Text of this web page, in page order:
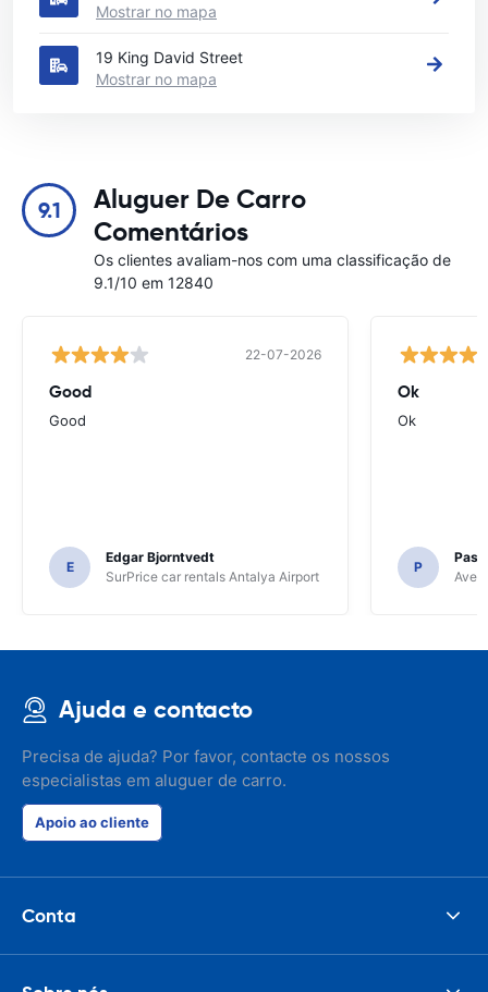
Mostrar no mapa
19 King David Street
Mostrar no mapa
9.1
Aluguer De Carro
Comentários
Os clientes avaliam-nos com uma classificação de
9.1/10 em 12840
22-07-2026
Good
Good
E
Edgar Bjorntvedt
SurPrice car rentals Antalya Airport
Ok
Ok
P
Avec
Ajuda e contacto
Precisa de ajuda? Por favor, contacte os nossos
especialistas em aluguer de carro.
Apoio ao cliente
Conta